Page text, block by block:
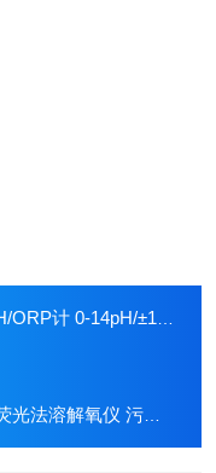
14pH/±1999mV测量量程
氧仪 污水厂曝气池用